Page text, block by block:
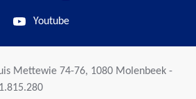
Youtube
Mettewie 74-76, 1080 Molenbeek -